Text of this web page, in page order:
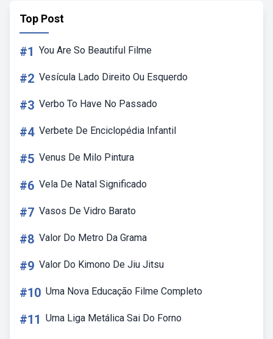
Top Post
#1 You Are So Beautiful Filme
#2 Vesícula Lado Direito Ou Esquerdo
#3 Verbo To Have No Passado
#4 Verbete De Enciclopédia Infantil
#5 Venus De Milo Pintura
#6 Vela De Natal Significado
#7 Vasos De Vidro Barato
#8 Valor Do Metro Da Grama
#9 Valor Do Kimono De Jiu Jitsu
#10 Uma Nova Educação Filme Completo
#11 Uma Liga Metálica Sai Do Forno